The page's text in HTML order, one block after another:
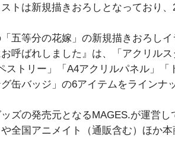
トは新規描きおろしとなっており
五等分の花嫁」の新規描きおろし
呼ばれしました』は、「アクリル
ストリー」「A4アクリルパネル」
グ缶バッジ」の6アイテムをラインナ
ズの発売元となるMAGES.が運営
や全国アニメイト（通販含む）ほか